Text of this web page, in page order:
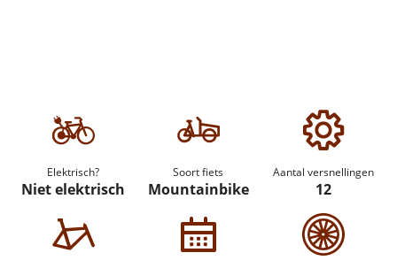
Elektrisch?
Niet elektrisch
Soort fiets
Mountainbike
Aantal versnellingen
12